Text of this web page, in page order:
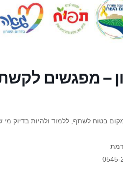
– מפגשים
בטוח לשתף, ללמוד ולהיות בדיוק מי